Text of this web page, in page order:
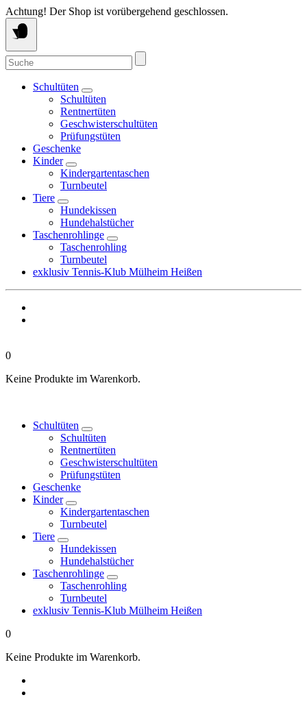
Springe
zum
Inhalt
Achtung! Der Shop ist vorübergehend geschlossen.
Suche
nach:
Schultüten
Schultüten
Rentnertüten
Geschwisterschultüten
Prüfungstüten
Geschenke
Kinder
Kindergartentaschen
Turnbeutel
Tiere
Hundekissen
Hundehalstücher
Taschenrohlinge
Taschenrohling
Turnbeutel
exklusiv Tennis-Klub Mülheim Heißen
0
Keine Produkte im Warenkorb.
Schultüten
Schultüten
Rentnertüten
Geschwisterschultüten
Prüfungstüten
Geschenke
Kinder
Kindergartentaschen
Turnbeutel
Tiere
Hundekissen
Hundehalstücher
Taschenrohlinge
Taschenrohling
Turnbeutel
exklusiv Tennis-Klub Mülheim Heißen
0
Keine Produkte im Warenkorb.